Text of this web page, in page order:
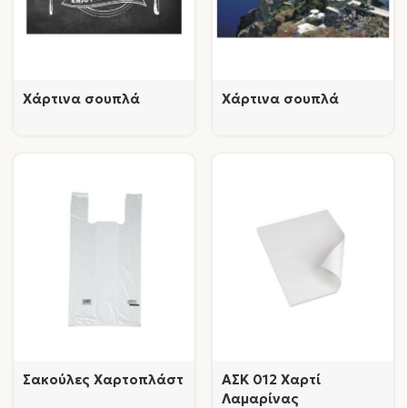
Χάρτινα σουπλά Χάρτινα σουπλά
Σακούλες Χαρτοπλάστ
AΣΚ 012 Χαρτί
Λαμαρίνας